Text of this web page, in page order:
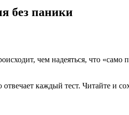
без паники
чем надеяться, что
каждый тест. Читайте и